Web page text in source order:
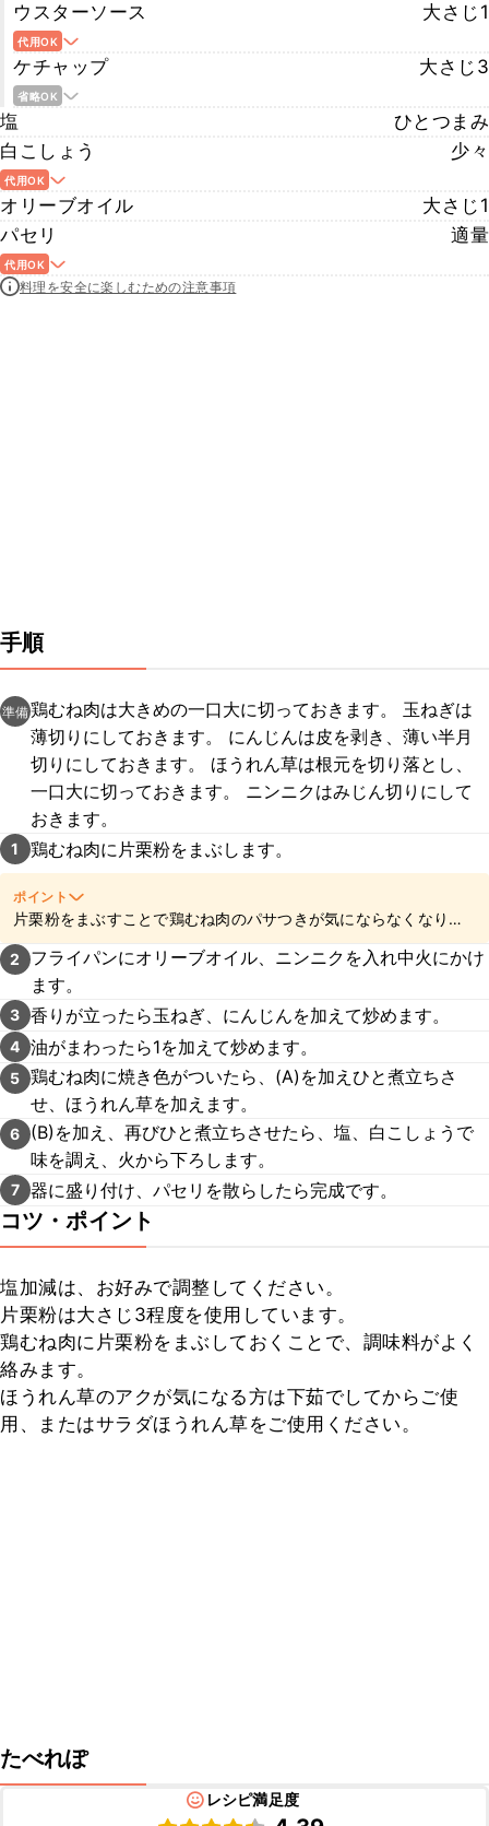
ウスターソース
大さじ1
代用OK
ケチャップ 大さじ3
省略OK
塩
ひとつまみ
白こしょう
少々
代用OK
オリーブオイル
大さじ1
パセリ
適量
代用OK
料理を安全に楽しむための注意事項
手順
準備鶏むね肉は大きめの一口大に切っておきます。 玉ねぎは
薄切りにしておきます。 にんじんは皮を剥き、薄い半月
切りにしておきます。 ほうれん草は根元を切り落とし、
一口大に切っておきます。 ニンニクはみじん切りにして
おきます。
1 鶏むね肉に片栗粉をまぶします。
ポイント
片栗粉をまぶすことで鶏むね肉のパサつきが気にならなくなりま
すよ。
2
フライパンにオリーブオイル、ニンニクを入れ中火にかけ
ます。
3 香りが立ったら玉ねぎ、にんじんを加えて炒めます。
4 油がまわったら1を加えて炒めます。
5 鶏むね肉に焼き色がついたら、(A)を加えひと煮立ちさ
せ、ほうれん草を加えます。
6
(B)を加え、再びひと煮立ちさせたら、塩、白こしょうで
味を調え、火から下ろします。
7 器に盛り付け、パセリを散らしたら完成です。
コツ・ポイント
塩加減は、お好みで調整してください。
片栗粉は大さじ3程度を使用しています。
鶏むね肉に片栗粉をまぶしておくことで、調味料がよく
絡みます。
ほうれん草のアクが気になる方は下茹でしてからご使
用、またはサラダほうれん草をご使用ください。
たべれぽ
レシピ満足度